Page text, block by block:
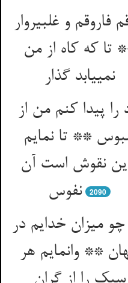
فاروقم و غلبیروار
تا که کاه از من
نمی‏یابد گذار
را پیدا کنم من از
** تا نمایم
نقوش است آن
نفوس‏
2090
میزان خدایم در
** وانمایم هر